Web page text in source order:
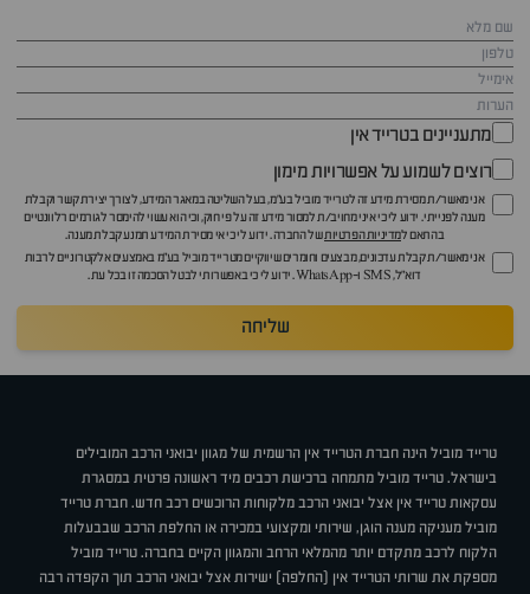
מתעניינים בטרייד אין
רוצים לשמוע על אפשרויות מימון
אני מאשר/ת מסירת מידע זה לטרייד מוביל בע"מ, בעל השליטה במאגר המידע, לצורך יצירת קשר וקבלת
מענה לפנייתי. ידוע לי כי איני מחויב/ת למסור מידע זה על פי חוק, וכי הוא עשוי להימסר לגורמים רלוונטיים
בהתאם למדיניות הפרטיותשל החברה. ידוע לי כי אי מסירת המידע תמנע קבלת מענה.
אני מאשר/ת קבלת עדכונים, מבצעים וחומרים שיווקיים מטרייד מוביל בע"מ באמצעים אלקטרוניים לרבות
דוא״ל, SMS ו-WhatsApp. ידוע לי כי באפשרותי לבטל הסכמה זו בכל עת.
שליחה
טרייד מוביל הינה חברת הטרייד אין הרשמית של מגוון יבואני הרכב המובילים
בישראל. טרייד מוביל מתמחה ברכישת רכבים מיד ראשונה פרטית במסגרת
עסקאות טרייד אין אצל יבואני הרכב מלקוחות הרוכשים רכב חדש. חברת טרייד
מוביל מעניקה מענה הוגן, שירותי ומקצועי במכירה או החלפת הרכב שבבעלות
הלקוח לרכב מתקדם יותר מהמלאי הרחב והמגוון הקיים בחברה. טרייד מוביל
מספקת את שרותי הטרייד אין (החלפה) ישירות אצל יבואני הרכב תוך הקפדה רבה